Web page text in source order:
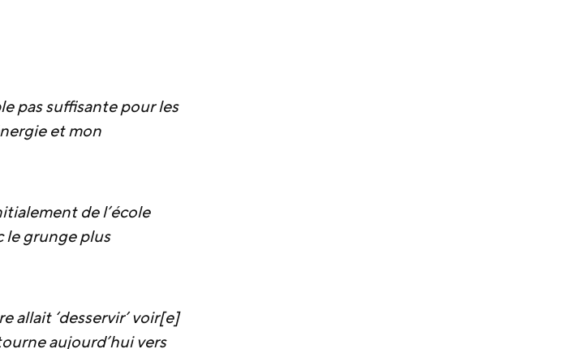
pas suffisante pour les
et mon
de l’école
le grunge plus
allait ‘desservir’ voir[e]
aujourd’hui vers